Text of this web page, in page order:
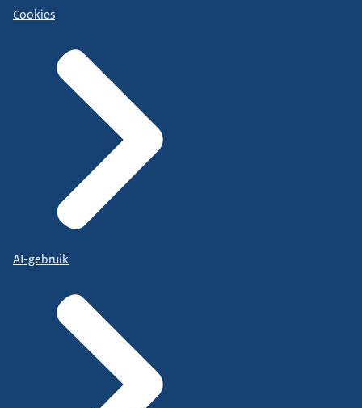
Cookies
AI-gebruik